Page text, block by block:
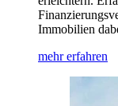
Immobilien
mehr erfahren